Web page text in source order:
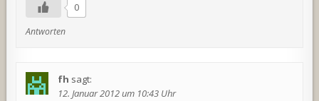
0
Antworten
fh sagt:
12. Januar 2012 um 10:43 Uhr